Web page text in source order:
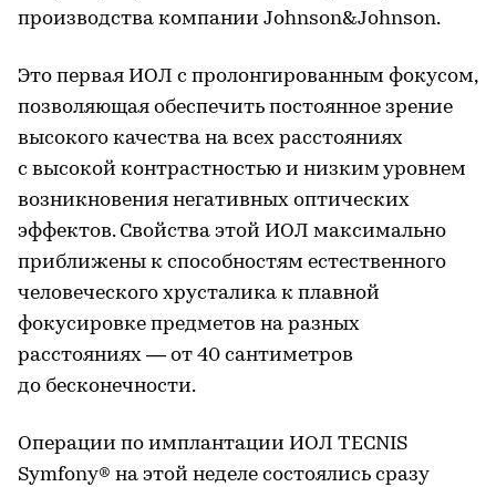
производства компании Johnson&Johnson.
Это первая ИОЛ с пролонгированным фокусом,
позволяющая обеспечить постоянное зрение
высокого качества на всех расстояниях
с высокой контрастностью и низким уровнем
возникновения негативных оптических
эффектов. Свойства этой ИОЛ максимально
приближены к способностям естественного
человеческого хрусталика к плавной
фокусировке предметов на разных
расстояниях — от 40 сантиметров
до бесконечности.
Операции по имплантации ИОЛ TECNIS
Symfony® на этой неделе состоялись сразу